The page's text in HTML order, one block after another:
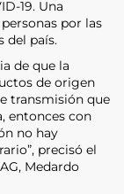
19. Una
por las
del país.
de que la
de origen
transmisión que
entonces con
no hay
precisó el
Medardo